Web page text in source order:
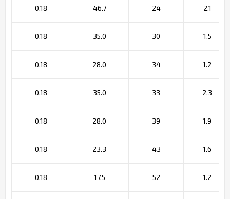
0,18 46.7 24 2.1
0,18 35.0 30 1.5
0,18 28.0 34 1.2
0,18 35.0 33 2.3
0,18 28.0 39 1.9
0,18 23.3 43 1.6
0,18 17.5 52 1.2